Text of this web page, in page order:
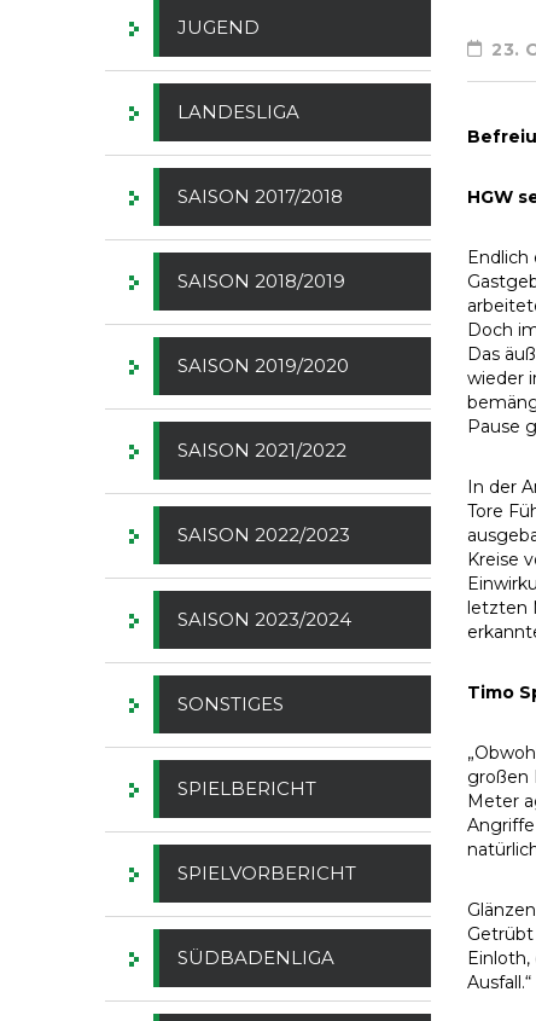
23.
HGW
Endlich
Doch
Das
wieder
Pause
In der
Tore
Kreise
letzten
Timo
großen
Meter
Ausfall.“
JUGEND
LANDESLIGA
SAISON 2017/2018
SAISON 2018/2019
SAISON 2019/2020
SAISON 2021/2022
SAISON 2022/2023
SAISON 2023/2024
SONSTIGES
SPIELBERICHT
SPIELVORBERICHT
SÜDBADENLIGA